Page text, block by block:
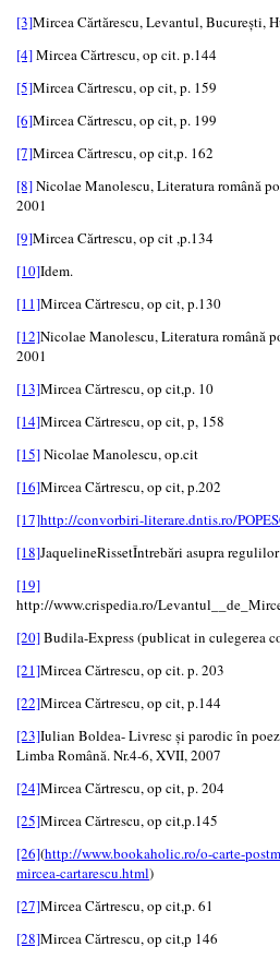
[3]Mircea Cărtărescu, Levantul, București,
[4]Mircea Cărtrescu, op cit. p.144
[5]Mircea Cărtrescu, op cit, p. 159
[6]Mircea Cărtrescu, op cit, p. 199
[7]Mircea Cărtrescu, op cit,p. 162
[8]Nicolae Manolescu, Literatura română
2001
[9]Mircea Cărtrescu, op cit ,p.134
[10]Idem.
[11]Mircea Cărtrescu, op cit, p.130
[12]Nicolae Manolescu, Literatura română
2001
[13]Mircea Cărtrescu, op cit,p. 10
[14]Mircea Cărtrescu, op cit, p, 158
[15]Nicolae Manolescu, op.cit
[16]Mircea Cărtrescu, op cit, p.202
[17]http://convorbiri-literare.dntis.ro/
[18]JaquelineRissetÎntrebări asupra
[19]
http://www.crispedia.ro/
[20]Budila-Express (publicat in culegerea
[21]Mircea Cărtrescu, op cit. p. 203
[22]Mircea Cărtrescu, op cit, p.144
[23]Iulian Boldea- Livresc și parodic în
Limba Română. Nr.4-6, XVII, 2007
[24]Mircea Cărtrescu, op cit, p. 204
[25]Mircea Cărtrescu, op cit,p.145
[26](http://www.bookaholic.ro/o-carte-
mircea-cartarescu.html)
[27]Mircea Cărtrescu, op cit,p. 61
[28]Mircea Cărtrescu, op cit,p 146